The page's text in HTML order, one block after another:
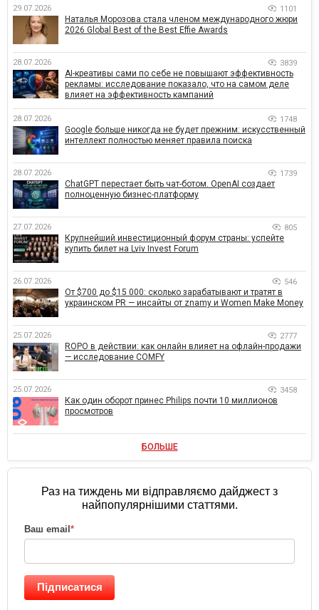
29.07.2026 1101
Наталья Морозова стала членом международного жюри
2026 Global Best of the Best Effie Awards
28.07.2026 3839
AI-креативы сами по себе не повышают эффективность
рекламы: исследование показало, что на самом деле
влияет на эффективность кампаний
28.07.2026 1748
Google больше никогда не будет прежним: искусственный
интеллект полностью меняет правила поиска
28.07.2026 1739
ChatGPT перестает быть чат-ботом. OpenAI создает
полноценную бизнес-платформу
27.07.2026 805
Крупнейший инвестиционный форум страны: успейте
купить билет на Lviv Invest Forum
26.07.2026 546
От $700 до $15 000: сколько зарабатывают и тратят в
украинском PR — инсайты от znamy и Women Make Money
25.07.2026 2777
ROPO в действии: как онлайн влияет на офлайн-продажи
— исследование COMFY
25.07.2026 3458
Как один оборот принес Philips почти 10 миллионов
просмотров
БОЛЬШЕ
Раз на тиждень ми відправляємо дайджест з
найпопулярнішими статтями.
Ваш email *
Підписатися